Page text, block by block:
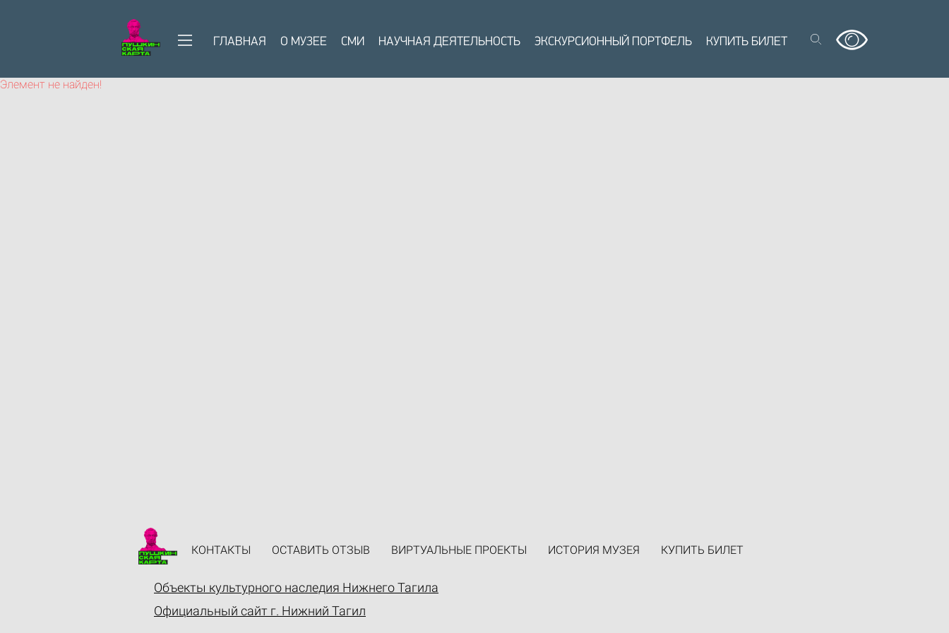
ГЛАВНАЯ О МУЗЕЕ СМИ НАУЧНАЯ ДЕЯТЕЛЬНОСТЬ ЭКСКУРСИОННЫЙ ПОРТФЕЛЬ КУПИТЬ БИЛЕТ
Элемент не найден!
Объекты культурного наследия Нижнего Тагила
Официальный сайт г. Нижний Тагил
КОНТАКТЫ ОСТАВИТЬ ОТЗЫВ ВИРТУАЛЬНЫЕ ПРОЕКТЫ ИСТОРИЯ МУЗЕЯ КУПИТЬ БИЛЕТ